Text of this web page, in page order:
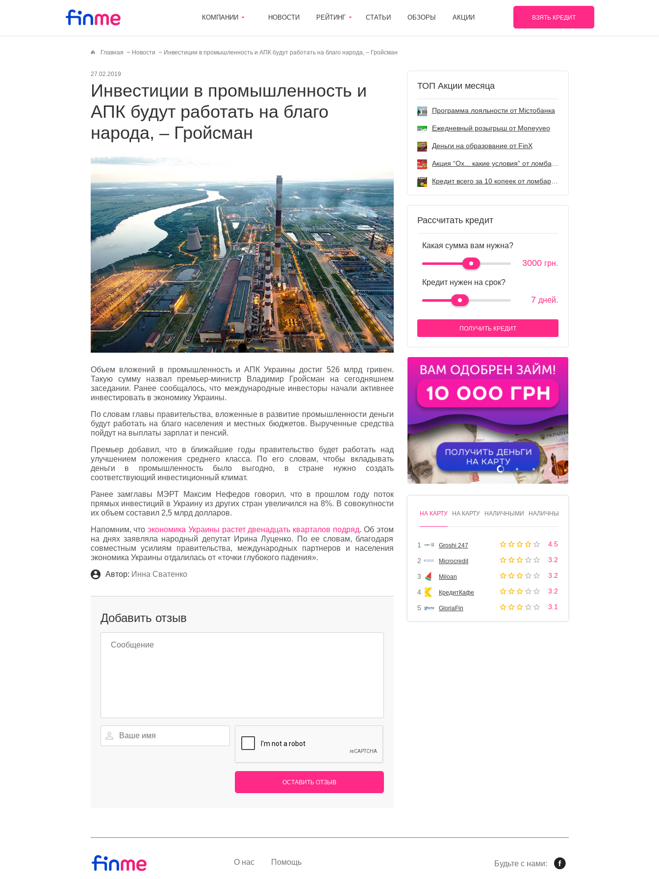
КОМПАНИИ НОВОСТИ РЕЙТИНГ СТАТЬИ ОБЗОРЫ АКЦИИ ВЗЯТЬ КРЕДИТ
Главная Новости Инвестиции в промышленность и АПК будут работать на благо народа, – Гройсман
27.02.2019
Инвестиции в промышленность и
АПК будут работать на благо
народа, – Гройсман
Объем вложений в промышленность и АПК Украины достиг 526 млрд гривен.
Такую сумму назвал премьер-министр Владимир Гройсман на сегодняшнем
заседании. Ранее сообщалось, что международные инвесторы начали активнее
инвестировать в экономику Украины.
По словам главы правительства, вложенные в развитие промышленности деньги
будут работать на благо населения и местных бюджетов. Вырученные средства
пойдут на выплаты зарплат и пенсий.
Премьер добавил, что в ближайшие годы правительство будет работать над
улучшением положения среднего класса. По его словам, чтобы вкладывать
деньги в промышленность было выгодно, в стране нужно создать
соответствующий инвестиционный климат.
Ранее замглавы МЭРТ Максим Нефедов говорил, что в прошлом году поток
прямых инвестиций в Украину из других стран увеличился на 8%. В совокупности
их объем составил 2,5 млрд долларов.
Напомним, чтоэкономика Украины растет двенадцать кварталов подряд. Об этом
на днях заявляла народный депутат Ирина Луценко. По ее словам, благодаря
совместным усилиям правительства, международных партнеров и населения
экономика Украины отдалилась от «точки глубокого падения».
Автор: Инна Сватенко
Добавить отзыв
ОСТАВИТЬ ОТЗЫВ
ТОП Акции месяца
Программа лояльности от Містобанка
Ежедневный розыгрыш от Мoneyveo
Деньги на образование от FinX
Кредит всего за 10 копеек от ломбарда Первый
Рассчитать кредит
Какая сумма вам нужна?
3000 грн.
Кредит нужен на срок?
7 дней.
ПОЛУЧИТЬ КРЕДИТ
1 2 3 4
НА КАРТУ НА КАРТУ НАЛИЧНЫМИ НАЛИЧНЫМИ
1 Groshi 247 4.5
2 Microcredit 3.2
3 Miloan 3.2
4 КредитКафе 3.2
5 GloriaFin 3.1
О нас Помощь Будьте с нами: